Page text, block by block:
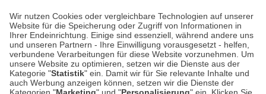
Wir nutzen Cookies oder vergleichbare Technologien auf unserer
Website für die Speicherung oder Zugriff von Informationen in
Ihrer Endeinrichtung. Einige sind essenziell, während andere uns
und unseren Partnern - Ihre Einwilligung vorausgesetzt - helfen,
verbundene Verarbeitungen für diese Website vorzunehmen. Um
unsere Website zu optimieren, setzen wir die Dienste aus der
Kategorie "Statistik" ein. Damit wir für Sie relevante Inhalte und
auch Werbung anzeigen können, setzen wir die Dienste der
Unser Geschäft in Meckenheim
Auf dem Steinbüchel 6
53340 Meckenheim